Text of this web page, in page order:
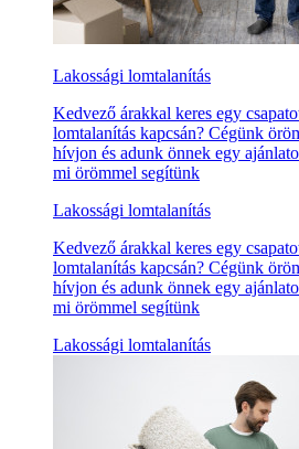
Lakossági lomtalanítás
Kedvező árakkal keres egy
lomtalanítás kapcsán? Cégünk
hívjon és adunk önnek egy
mi örömmel segítünk
Lakossági lomtalanítás
Kedvező árakkal keres egy
lomtalanítás kapcsán? Cégünk
hívjon és adunk önnek egy
mi örömmel segítünk
Lakossági lomtalanítás